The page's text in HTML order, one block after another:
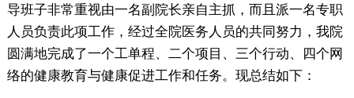
导班子非常重视由一名副院长亲自主抓，而且派一名专职
人员负责此项工作，经过全院医务人员的共同努力，我院
圆满地完成了一个工单程、二个项目、三个行动、四个网
络的健康教育与健康促进工作和任务。现总结如下：